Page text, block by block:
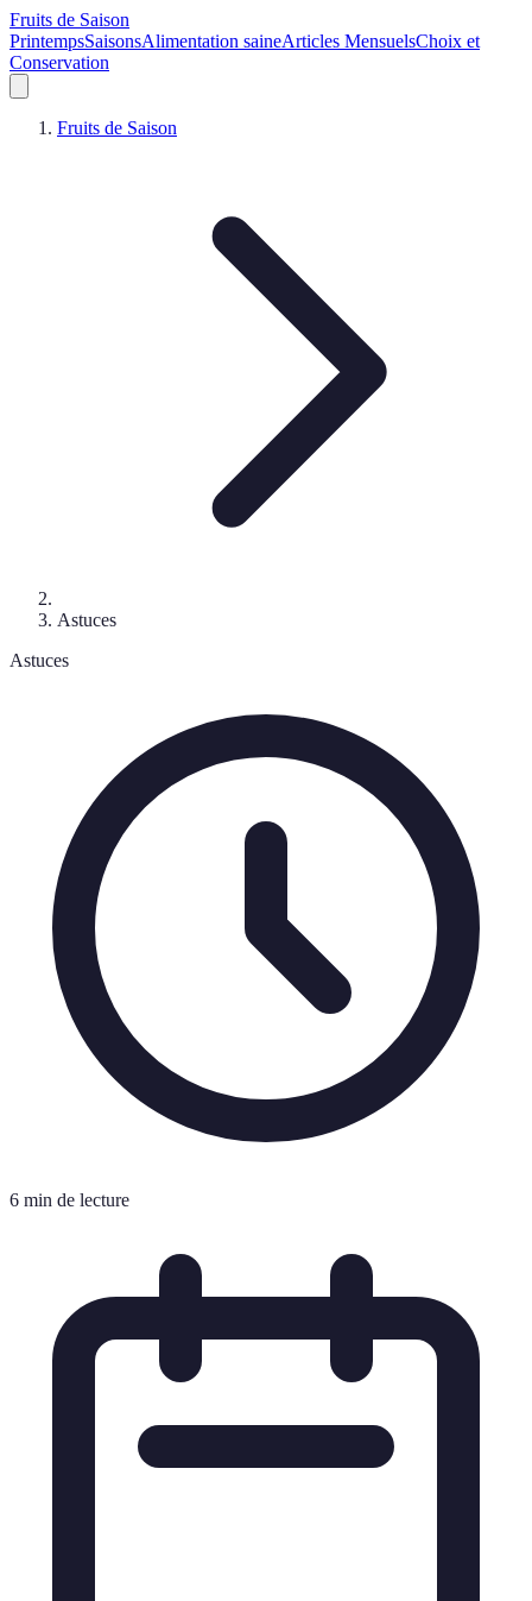
Fruits de Saison
PrintempsSaisonsAlimentation saineArticles MensuelsChoix et
Conservation
Fruits de Saison
Astuces
Astuces
6 min de lecture